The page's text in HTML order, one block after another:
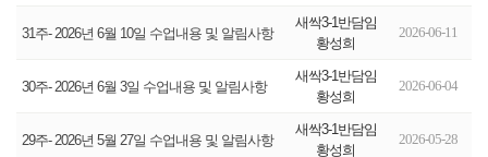
31주- 2026년 6월 10일 수업내용 및 알림사항
새싹3-1반담임
황성희
2026-06-11
30주- 2026년 6월 3일 수업내용 및 알림사항
새싹3-1반담임
황성희
2026-06-04
29주- 2026년 5월 27일 수업내용 및 알림사항
새싹3-1반담임
황성희
2026-05-28